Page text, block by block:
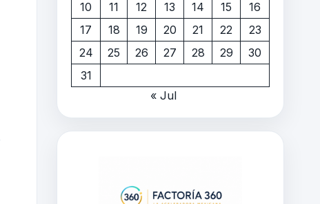
10
11 12 13 14 15
16
17
18 19 20 21 22
23
24
25 26 27 28 29
30
31
« Jul